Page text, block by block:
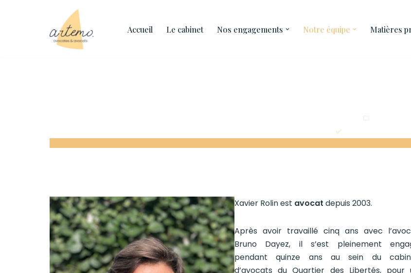
Accueil Le cabinet Nos engagements Notre équipe Matières
Xavier Rolin est avocat depuis 2003.
Après avoir travaillé cinq ans avec
Bruno Dayez, il s’est pleinement
pendant quinze ans au sein du
d’avocats du Quartier des Libertés, pour